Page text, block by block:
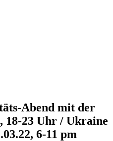
Abend mit der
18-23 Uhr / Ukraine
6-11 pm